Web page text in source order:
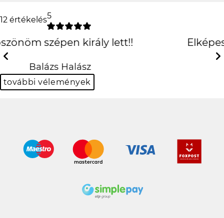
12 értékelés5
Elképesztően jó lett, köszönöm
szepen
Kinga Borsos-Kuti
Previous
további vélemények